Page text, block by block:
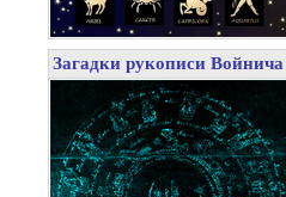
Загадки рукописи Войнича